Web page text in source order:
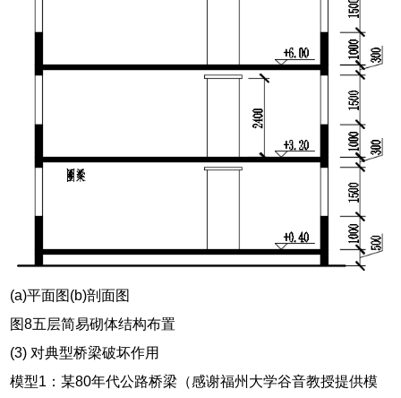
(a)平面图(b)剖面图
图8五层简易砌体结构布置
(3) 对典型桥梁破坏作用
模型1：某80年代公路桥梁（感谢福州大学谷音教授提供模